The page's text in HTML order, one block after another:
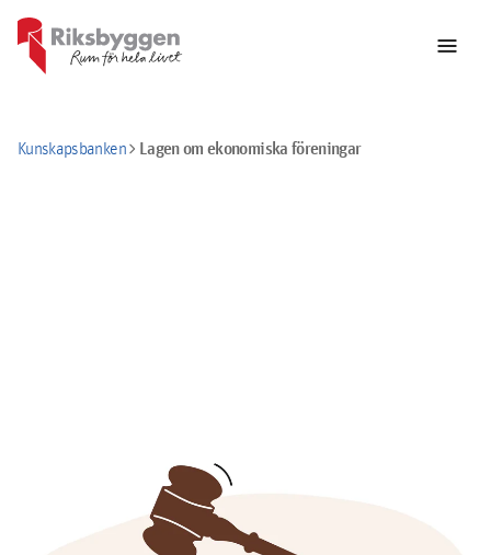
menu
Kunskapsbankenchevron_rightLagen om ekonomiska föreningar
Lagen om ekonomiska
föreningar